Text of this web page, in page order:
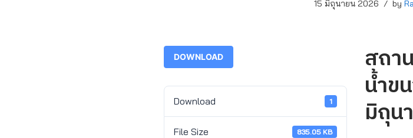
15 มิถุนายน 2026 by
DOWNLOAD
Download 1
File Size 835.05 KB
สถา
น้ำข
มิถุน